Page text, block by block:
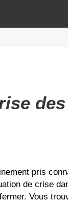
pris
de crise
Vous